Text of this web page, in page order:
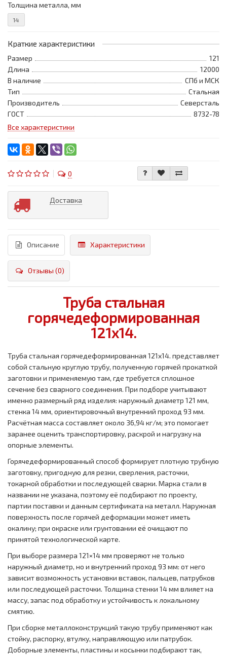
Толщина металла, мм
14
Краткие характеристики
Размер
121
Длина
12000
В наличие
СПб и МСК
Тип
Стальная
Производитель
Северсталь
ГОСТ
8732-78
Все характеристики
0
Доставка
Описание Характеристики
Отзывы (0)
Труба стальная
горячедеформированная
121x14.
Труба стальная горячедеформированная 121x14. представляет
собой стальную круглую трубу, полученную горячей прокаткой
заготовки и применяемую там, где требуется сплошное
сечение без сварного соединения. При подборе учитывают
именно размерный ряд изделия: наружный диаметр 121 мм,
стенка 14 мм, ориентировочный внутренний проход 93 мм.
Расчётная масса составляет около 36,94 кг/м; это помогает
заранее оценить транспортировку, раскрой и нагрузку на
опорные элементы.
Горячедеформированный способ формирует плотную трубную
заготовку, пригодную для резки, сверления, расточки,
токарной обработки и последующей сварки. Марка стали в
названии не указана, поэтому её подбирают по проекту,
партии поставки и данным сертификата на металл. Наружная
поверхность после горячей деформации может иметь
окалину; при окраске или грунтовании её очищают по
принятой технологической карте.
При выборе размера 121×14 мм проверяют не только
наружный диаметр, но и внутренний проход 93 мм: от него
зависит возможность установки вставок, пальцев, патрубков
или последующей расточки. Толщина стенки 14 мм влияет на
массу, запас под обработку и устойчивость к локальному
смятию.
При сборке металлоконструкций такую трубу применяют как
стойку, распорку, втулку, направляющую или патрубок.
Доборные элементы, пластины и косынки подбирают так,